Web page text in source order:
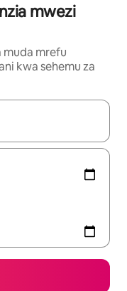
mwezi
muda mrefu
kwa sehemu za
kwa kutumia vitufe vya